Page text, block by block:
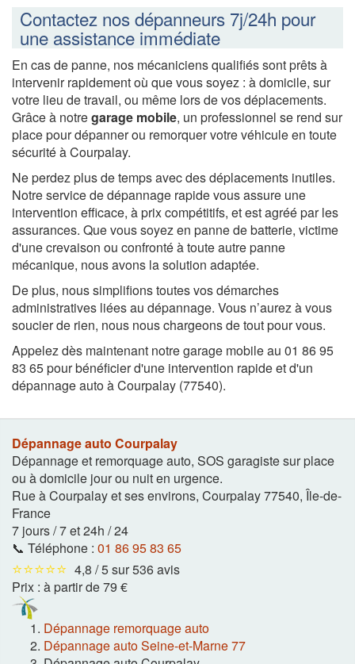
Contactez nos dépanneurs 7j/24h pour
une assistance immédiate
En cas de panne, nos mécaniciens qualifiés sont prêts à
intervenir rapidement où que vous soyez : à domicile, sur
votre lieu de travail, ou même lors de vos déplacements.
Grâce à notregarage mobile, un professionnel se rend sur
place pour dépanner ou remorquer votre véhicule en toute
sécurité à Courpalay.
Ne perdez plus de temps avec des déplacements inutiles.
Notre service de dépannage rapide vous assure une
intervention efficace, à prix compétitifs, et est agréé par les
assurances. Que vous soyez en panne de batterie, victime
d'une crevaison ou confronté à toute autre panne
mécanique, nous avons la solution adaptée.
De plus, nous simplifions toutes vos démarches
administratives liées au dépannage. Vous n’aurez à vous
soucier de rien, nous nous chargeons de tout pour vous.
Appelez dès maintenant notre garage mobile au 01 86 95
83 65 pour bénéficier d'une intervention rapide et d'un
dépannage auto à Courpalay (77540).
Dépannage auto Courpalay
Dépannage et remorquage auto, SOS garagiste sur place
ou à domicile jour ou nuit en urgence.
Rue à Courpalay et ses environs, Courpalay77540, Île-de-
France
7 jours / 7 et 24h / 24
📞 Téléphone : 01 86 95 83 65
⭐⭐⭐⭐⭐ 4,8 / 5 sur 536 avis
Prix : à partir de 79 €
Dépannage remorquage auto
Dépannage auto Seine-et-Marne 77